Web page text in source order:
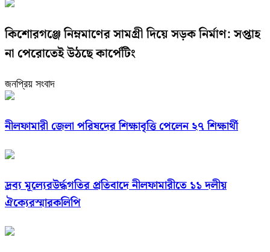
কিশোরগঞ্জে নিম্নমাণের সামগ্রী দিয়ে সড়ক নির্মাণ: সপ্তাহ
না পেরোতেই উঠছে কার্পেটিং
জনপ্রিয় সংবাদ
নীলফামারী জেলা পরিষদের শিক্ষাবৃত্তি পেলেন ২৭ শিক্ষার্থী
দ্রব্য মূল্যেরউর্দ্ধগতির প্রতিবাদে নীলফামারীতে ১১ দলীয়
ঐক্যেরস্মারকলিপি